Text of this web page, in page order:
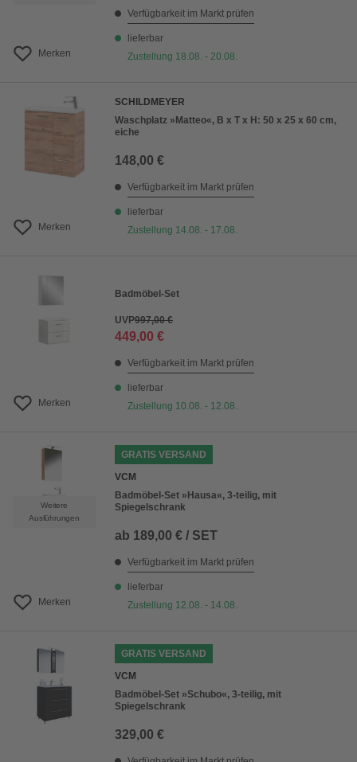
Merken
Verfügbarkeit im Markt prüfen
lieferbar
Zustellung 18.08. - 20.08.
Merken
SCHILDMEYER
Waschplatz »Matteo«, B x T x H: 50 x 25 x 60 cm,
eiche
148,00 €
Verfügbarkeit im Markt prüfen
lieferbar
Zustellung 14.08. - 17.08.
Merken
Badmöbel-Set
UVP997,00 €
449,00 €
Verfügbarkeit im Markt prüfen
lieferbar
Zustellung 10.08. - 12.08.
Weitere
Ausführungen
Merken
GRATIS VERSAND
VCM
Badmöbel-Set »Hausa«, 3-teilig, mit
Spiegelschrank
ab 189,00 € / SET
Verfügbarkeit im Markt prüfen
lieferbar
Zustellung 12.08. - 14.08.
GRATIS VERSAND
VCM
Badmöbel-Set »Schubo«, 3-teilig, mit
Spiegelschrank
329,00 €